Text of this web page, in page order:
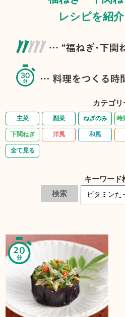
レシピを紹
カテゴリ
主菜 副菜 ねぎのみ 時
下関ねぎ 洋風 和風
全て見る
キーワード
検索